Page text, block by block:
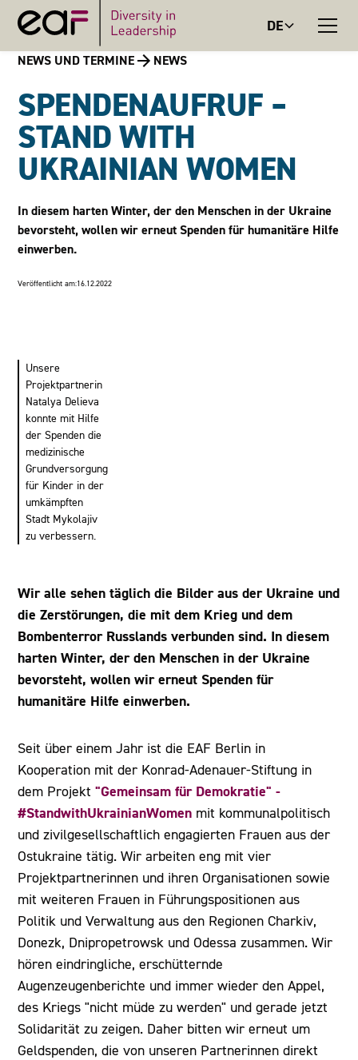
DE
NEWS UND TERMINE NEWS
SPENDENAUFRUF –
STAND WITH
UKRAINIAN WOMEN
In diesem harten Winter, der den Menschen in der Ukraine
bevorsteht, wollen wir erneut Spenden für humanitäre Hilfe
einwerben.
Veröffentlicht am:16.12.2022
Unsere
Projektpartnerin
Natalya Delieva
konnte mit Hilfe
der Spenden die
medizinische
Grundversorgung
für Kinder in der
umkämpften
Stadt Mykolajiv
zu verbessern.
Wir alle sehen täglich die Bilder aus der Ukraine und
die Zerstörungen, die mit dem Krieg und dem
Bombenterror Russlands verbunden sind. In diesem
harten Winter, der den Menschen in der Ukraine
bevorsteht, wollen wir erneut Spenden für
humanitäre Hilfe einwerben.
Seit über einem Jahr ist die EAF Berlin in
Kooperation mit der Konrad-Adenauer-Stiftung in
dem Projekt "Gemeinsam für Demokratie" -
#StandwithUkrainianWomen mit kommunalpolitisch
und zivilgesellschaftlich engagierten Frauen aus der
Ostukraine tätig. Wir arbeiten eng mit vier
Projektpartnerinnen und ihren Organisationen sowie
mit weiteren Frauen in Führungspositionen aus
Politik und Verwaltung aus den Regionen Charkiv,
Donezk, Dnipropetrowsk und Odessa zusammen. Wir
hören eindringliche, erschütternde
Augenzeugenberichte und immer wieder den Appel,
des Kriegs "nicht müde zu werden" und gerade jetzt
Solidarität zu zeigen. Daher bitten wir erneut um
Geldspenden, die von unseren Partnerinnen direkt